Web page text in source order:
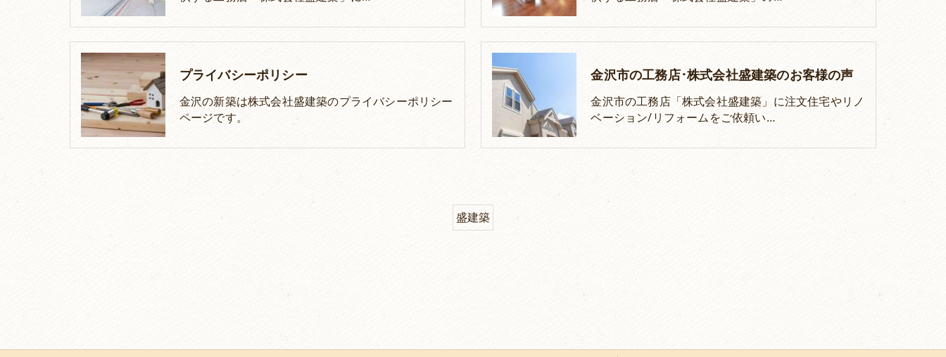
プライバシーポリシー
金沢の新築は株式会社盛建築のプライバシーポリシー
ページです。
金沢市の工務店･株式会社盛建築のお客様の声
金沢市の工務店「株式会社盛建築」に注文住宅やリノ
ベーション/リフォームをご依頼い…
盛建築